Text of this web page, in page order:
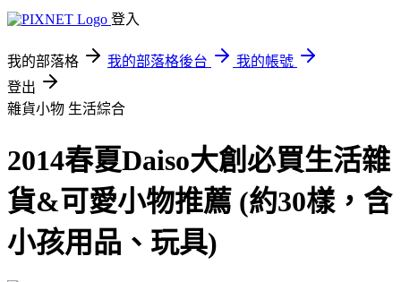
登入
我的部落格 我的部落格後台
我的帳號
登出
雜貨小物 生活綜合
2014春夏Daiso大創必買生活雜
貨&可愛小物推薦 (約30樣，含
小孩用品、玩具)